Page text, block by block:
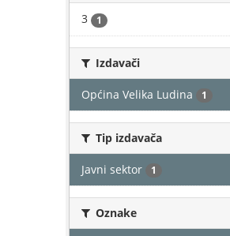
3 1
Izdavači
Općina Velika Ludina 1
Tip izdavača
Javni sektor 1
Oznake